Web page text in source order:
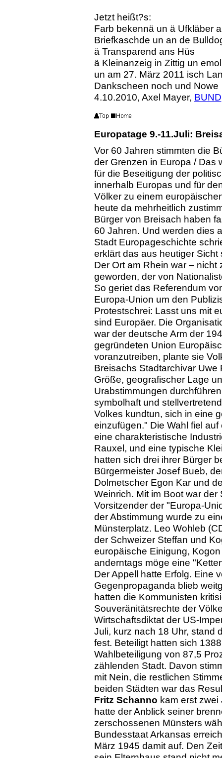
Jetzt heißt?s:
Farb bekennä un ä Ufkläber
Briefkaschde un an de
ä Transparend ans Hüs
ä Kleinanzeig in Zittig un
un am 27. März 2011 isch
Dankscheen noch und Nowe
4.10.2010, Axel Mayer, BUND
Europatage 9.-11.Juli:
Vor 60 Jahren stimmten die
der Grenzen in Europa / Das
für die Beseitigung der
innerhalb Europas und für
Völker zu einem
heute da mehrheitlich
Bürger von Breisach haben
60 Jahren. Und werden dies
Stadt Europageschichte
erklärt das aus heutiger
Der Ort am Rhein war –
geworden, der von
So geriet das Referendum
Europa-Union um den
Protestschrei: Lasst uns mit
sind Europäer. Die
war der deutsche Arm der
gegründeten Union
voranzutreiben, plante sie
Breisachs Stadtarchivar Uwe
Größe, geografischer Lage
Urabstimmungen
symbolhaft und
Volkes kundtun, sich in eine
einzufügen." Die Wahl fiel
eine charakteristische
Rauxel, und eine typische
hatten sich drei ihrer Bürger
Bürgermeister Josef Bueb,
Dolmetscher Egon Kar und
Weinrich. Mit im Boot war
Vorsitzender der "Europa-
der Abstimmung wurde zu
Münsterplatz. Leo Wohleb
der Schweizer Steffan und
europäische Einigung,
anderntags möge eine
Der Appell hatte Erfolg. Eine
Gegenpropaganda blieb
hatten die Kommunisten
Souveränitätsrechte der
Wirtschaftsdiktat der US-
Juli, kurz nach 18 Uhr, stand
fest. Beteiligt hatten sich
Wahlbeteiligung von 87,5
zählenden Stadt. Davon
mit Nein, die restlichen
beiden Städten war das
Fritz Schanno kam erst
hatte der Anblick seiner
zerschossenen Münsters
Bundesstaat Arkansas
März 1945 damit auf. Den